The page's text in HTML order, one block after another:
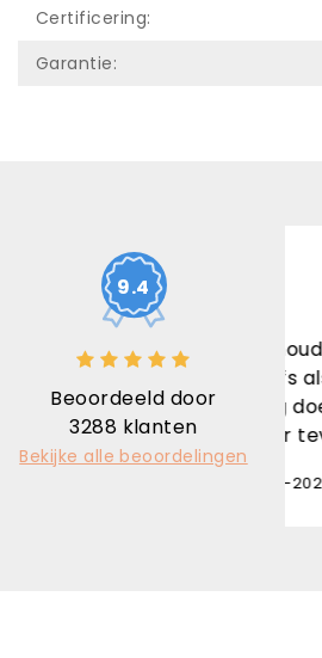
Certificering:
Garantie:
9.4
Beoordeeld door
3288 klanten
Bekijke alle beoordelingen
prijs verhouding. Zeer
bestelling doet komt
Ik ben zeer tevre